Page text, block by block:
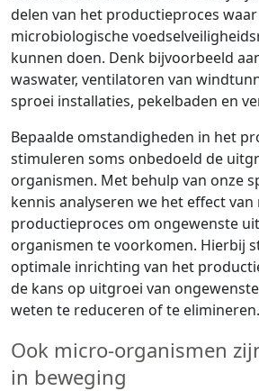
delen van het productieproces
microbiologische
kunnen doen. Denk bijvoorbeeld
waswater, ventilatoren van
sproei installaties, pekelbaden en
Bepaalde omstandigheden in het
stimuleren soms onbedoeld de
organismen. Met behulp van onze
kennis analyseren we het effect
productieproces om ongewenste
organismen te voorkomen. Hierbij
optimale inrichting van het
de kans op uitgroei van
weten te reduceren of te elimineren.
Ook micro-organismen
in beweging